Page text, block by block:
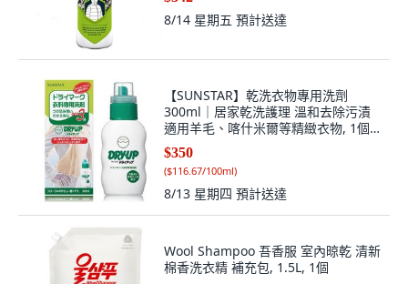
8/14 星期五 預計送達
【SUNSTAR】乾洗衣物專用洗劑
300ml｜居家乾洗護理 溫和去除污漬
適用羊毛、喀什米爾等精緻衣物, 1個,
一瓶, 300ml
$350
($116.67/100ml)
8/13 星期四 預計送達
Wool Shampoo 吾香服 室內晾乾 清新
棉香洗衣精 補充包, 1.5L, 1個